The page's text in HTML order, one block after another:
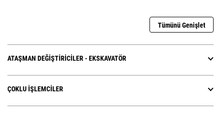
Tümünü Genişlet
ATAŞMAN DEĞIŞTIRICILER - EKSKAVATÖR
ÇOKLU İŞLEMCILER